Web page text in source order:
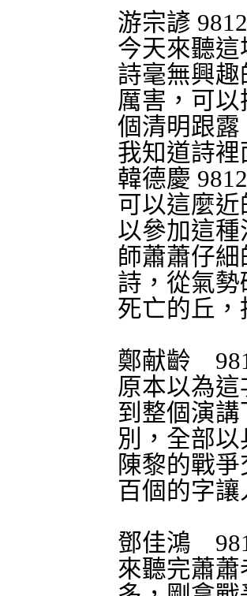
游宗諺
今天來聽
詩毫無興
厲害，可
個清明跟
我知道詩
韓德慶
可以這麼
以參加這
師蕭蕭仔
詩，從氣
死亡的丘
鄭献齡
原本以為
到整個演
別，全部
陳黎的戰
百個的字
鄧佳鴻
來聽完蕭蕭